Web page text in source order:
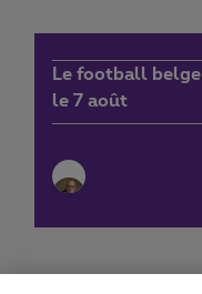
Le football
le 7 août